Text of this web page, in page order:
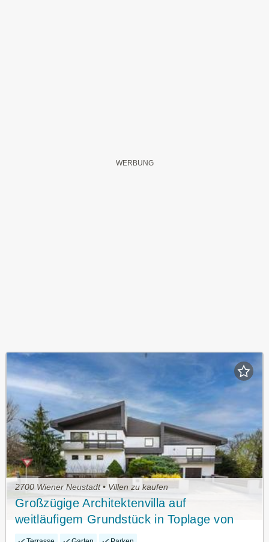
2700 Wiener Neustadt • Villen zu kaufen
Großzügige Architektenvilla auf
weitläufigem Grundstück in Toplage von
Wiener Neustadt